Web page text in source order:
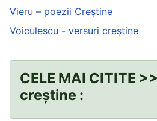
Vieru – poezii Creștine
Voiculescu - versuri creștine
CELE MAI CITITE
creștine :